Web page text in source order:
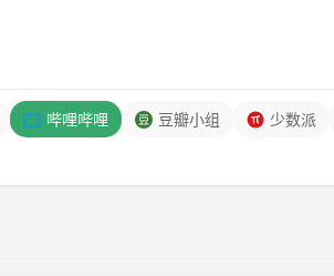
哔哩哔哩 豆瓣小组 少数派